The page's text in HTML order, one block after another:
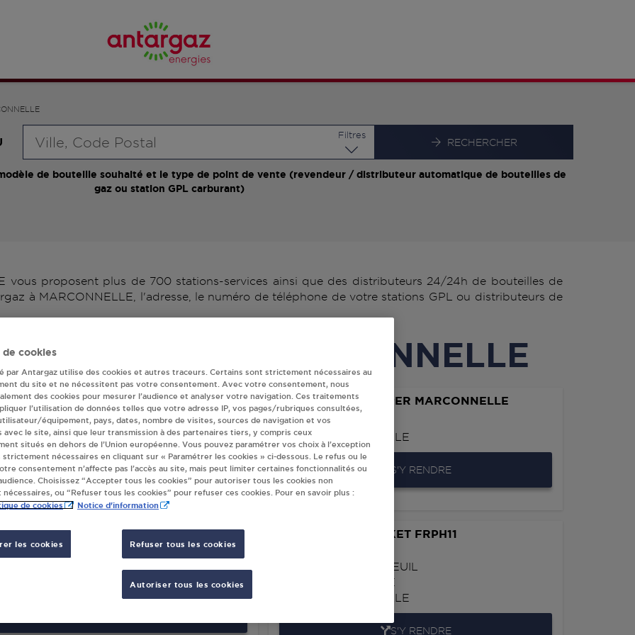
Filtres
RECHERCHER
de bouteille souhaité et le type de point de vente (revendeur / distributeur automatique de bouteilles de
gaz ou station GPL carburant)
vous proposent plus de 700 stations-services ainsi que des distributeurs 24/24h de bouteilles de
à MARCONNELLE, l'adresse, le numéro de téléphone de votre stations GPL ou distributeurs de
Antargaz à MARCONNELLE
VERT - ATOUTIME MARCONNELLE
NATIONALE
MARCONNELLE
S'Y RENDRE
INTERMARCHE SUPER MARCONNELLE
RN 39
62140
MARCONNELLE
S'Y RENDRE
AUTOMATIQUE 24/24
MARCONNELLE
CARREFOUR MARKET FRPH11
39, RTE DE MONTREUIL
ROUTE NATIONALE
MARCONNELLE
S'Y RENDRE
de cookies
par Antargaz utilise des cookies et autres traceurs. Certains sont strictement nécessaires au
du site et ne nécessitent pas votre consentement. Avec votre consentement, nous
des cookies pour mesurer l’audience et analyser votre navigation. Ces traitements
l’utilisation de données telles que votre adresse IP, vos pages/rubriques consultées,
équipement, pays, dates, nombre de visites, sources de navigation et vos
avec le site, ainsi que leur transmission à des partenaires tiers, y compris ceux
situés en dehors de l’Union européenne. Vous pouvez paramétrer vos choix à l’exception
strictement nécessaires en cliquant sur « Paramétrer les cookies » ci-dessous. Le refus ou le
consentement n’affecte pas l’accès au site, mais peut limiter certaines fonctionnalités ou
Choisissez “Accepter tous les cookies” pour autoriser tous les cookies non
ou “Refuser tous les cookies” pour refuser ces cookies. Pour en savoir plus :
de cookies Notice d'information
les cookies Refuser tous les cookies
Autoriser tous les cookies